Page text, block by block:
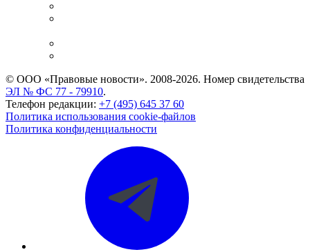
© ООО «Правовые новости». 2008-2026. Номер свидетельства
ЭЛ № ФС 77 - 79910.
Телефон редакции: +7 (495) 645 37 60
Политика использования cookie-файлов
Политика конфиденциальности